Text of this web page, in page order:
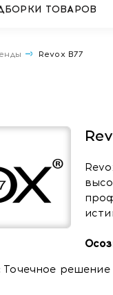
ТОВАРОВ
Revox B77
Точечное